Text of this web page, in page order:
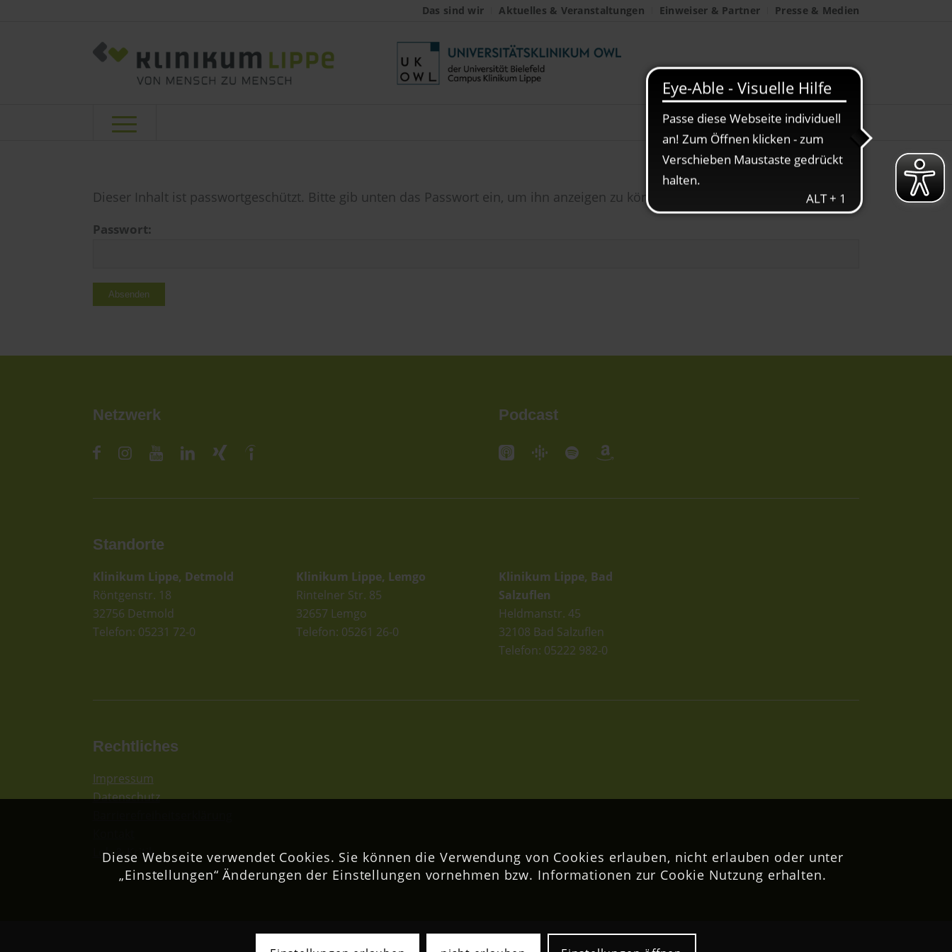
Das sind wir Aktuelles & Veranstaltungen Einweiser & Partner Presse & Medien
Dieser Inhalt ist passwortgeschützt. Bitte gib unten das Passwort ein, um ihn anzeigen zu können.
Passwort:
Netzwerk Podcast
Standorte
Klinikum Lippe, Detmold
Röntgenstr. 18
32756 Detmold
Telefon: 05231 72-0
Klinikum Lippe, Lemgo
Rintelner Str. 85
32657 Lemgo
Telefon: 05261 26-0
Klinikum Lippe, Bad
Salzuflen
Heldmanstr. 45
32108 Bad Salzuflen
Telefon: 05222 982-0
Rechtliches
Impressum
Datenschutz
Lob & Kritik
Diese Webseite verwendet Cookies. Sie können die Verwendung von Cookies erlauben, nicht erlauben oder unter
„Einstellungen“ Änderungen der Einstellungen vornehmen bzw. Informationen zur Cookie Nutzung erhalten.